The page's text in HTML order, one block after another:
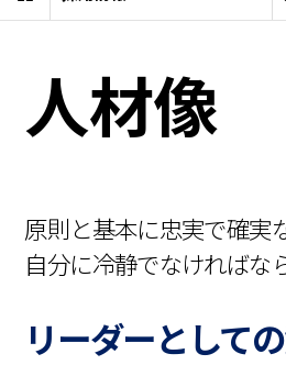
人材像
原則と基本に忠実で確実
自分に冷静でなければな
リーダーとして